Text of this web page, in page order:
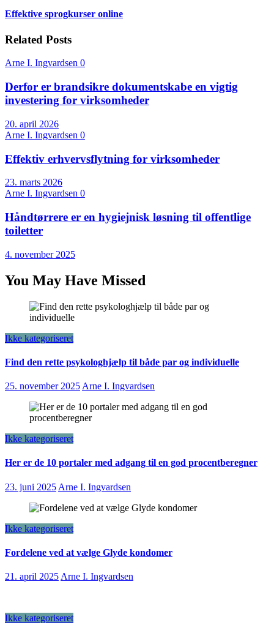
Effektive sprogkurser online
Related Posts
Arne I. Ingvardsen 0
Derfor er brandsikre dokumentskabe en vigtig
investering for virksomheder
20. april 2026
Arne I. Ingvardsen 0
Effektiv erhvervsflytning for virksomheder
23. marts 2026
Arne I. Ingvardsen 0
Håndtørrere er en hygiejnisk løsning til offentlige
toiletter
4. november 2025
You May Have Missed
Ikke kategoriseret
Find den rette psykologhjælp til både par og individuelle
25. november 2025 Arne I. Ingvardsen
Ikke kategoriseret
Her er de 10 portaler med adgang til en god procentberegner
23. juni 2025 Arne I. Ingvardsen
Ikke kategoriseret
Fordelene ved at vælge Glyde kondomer
21. april 2025 Arne I. Ingvardsen
Ikke kategoriseret